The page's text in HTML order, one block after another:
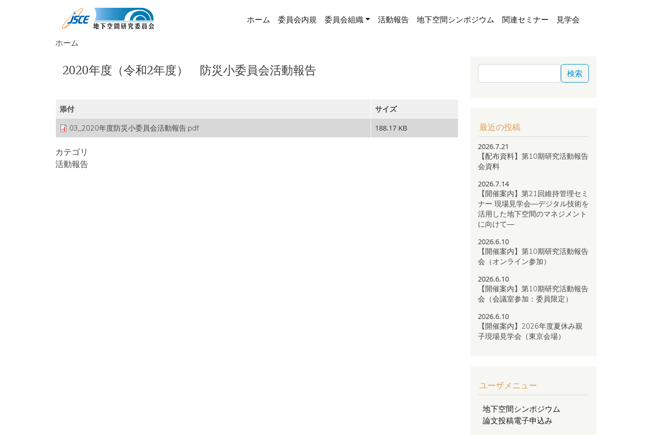
ホーム 委員会内規 委員会組織 活動報告 地下空間シンポジウム 関連セミナー 見学会
ホーム
2020年度（令和2年度） 防災小委員会活動報告
添付 サイズ
03_2020年度防災小委員会活動報告.pdf 188.17 KB
カテゴリ
活動報告
検索
最近の投稿
2026.7.21
【配布資料】第10期研究活動報告
会資料
2026.7.14
【開催案内】第21回維持管理セミ
ナー 現場見学会―デジタル技術を
活用した地下空間のマネジメント
に向けて―
2026.6.10
【開催案内】第10期研究活動報告
会（オンライン参加）
2026.6.10
【開催案内】第10期研究活動報告
会（会議室参加：委員限定）
2026.6.10
【開催案内】2026年度夏休み親
子現場見学会（東京会場）
ユーザメニュー
地下空間シンポジウム
論文投稿電子申込み